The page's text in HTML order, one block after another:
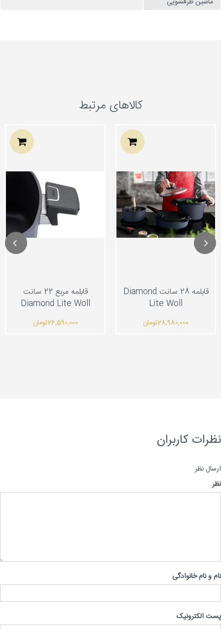
کالاهای مرتبط
قابلمه مربع 22 سانت
Diamond Lite Woll
26,590,000تومان
قابلمه 28 سانت Diamond
Lite Woll
28,980,000تومان
کاربران
نظر
و نام خانوادگی
الکترونیک